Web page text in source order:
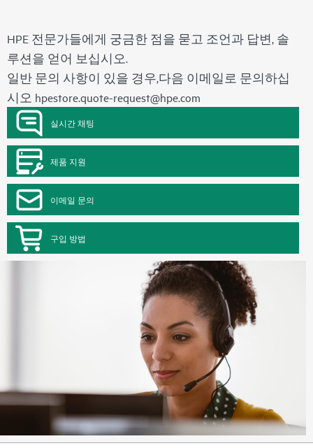
HPE 전문가들에게 궁금한 점을 묻고 조언과 답변, 솔
루션을 얻어 보십시오.
일반 문의 사항이 있을 경우,다음 이메일로 문의하십
시오 hpestore.quote-request@hpe.com
실시간 채팅
제품 지원
이메일 문의
구입 방법